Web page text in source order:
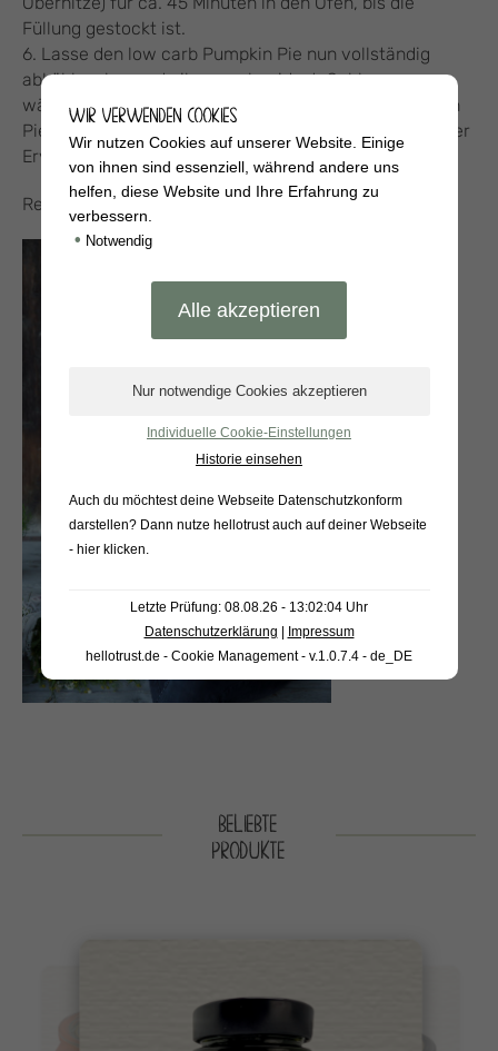
Füllung gestockt ist.
6. Lasse den low carb Pumpkin Pie nun vollständig
abkühlen, bevor du ihn anschneidest. Schlage
währenddessen etwas Sahne steif. Ein Stück Pumpkin
Pie dann mit Schlagsehne, etwas Zimtpulver und Puder
Erythrit garnieren und genießen.
Rezept von Lisa Shelton -Koch mit Herz-
BELIEBTE
PRODUKTE
WIR VERWENDEN COOKIES
Wir nutzen Cookies auf unserer Website. Einige
von ihnen sind essenziell, während andere uns
helfen, diese Website und Ihre Erfahrung zu
verbessern.
• Notwendig
Individuelle Cookie-Einstellungen
Historie einsehen
Auch du möchtest deine Webseite Datenschutzkonform
darstellen? Dann nutze hellotrust auch auf deiner Webseite
- hier klicken.
Letzte Prüfung: 08.08.26 - 13:02:04 Uhr
Datenschutzerklärung
Impressum
hellotrust.de - Cookie Management - v.1.0.7.4 - de_DE